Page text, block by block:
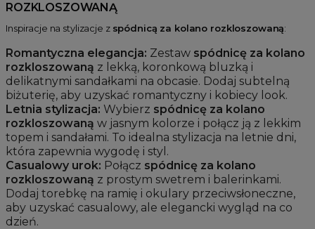
ROZKLOSZOWANĄ
Inspiracje na stylizacje z spódnicą za kolano rozkloszowaną:
Romantyczna elegancja: Zestaw spódnicę za kolano
rozkloszowaną z lekką, koronkową bluzką i
delikatnymi sandałkami na obcasie. Dodaj subtelną
biżuterię, aby uzyskać romantyczny i kobiecy look.
Letnia stylizacja: Wybierz spódnicę za kolano
rozkloszowaną w jasnym kolorze i połącz ją z lekkim
topem i sandałami. To idealna stylizacja na letnie dni,
która zapewnia wygodę i styl.
Casualowy urok: Połącz spódnicę za kolano
rozkloszowaną z prostym swetrem i balerinkami.
Dodaj torebkę na ramię i okulary przeciwsłoneczne,
aby uzyskać casualowy, ale elegancki wygląd na co
dzień.